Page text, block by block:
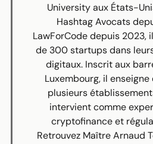
University aux États-
Hashtag Avocats
LawForCode depuis 2023,
de 300 startups dans
digitaux. Inscrit aux
Luxembourg, il
plusieurs
intervient comme
cryptofinance et
Retrouvez Maître Arnaud